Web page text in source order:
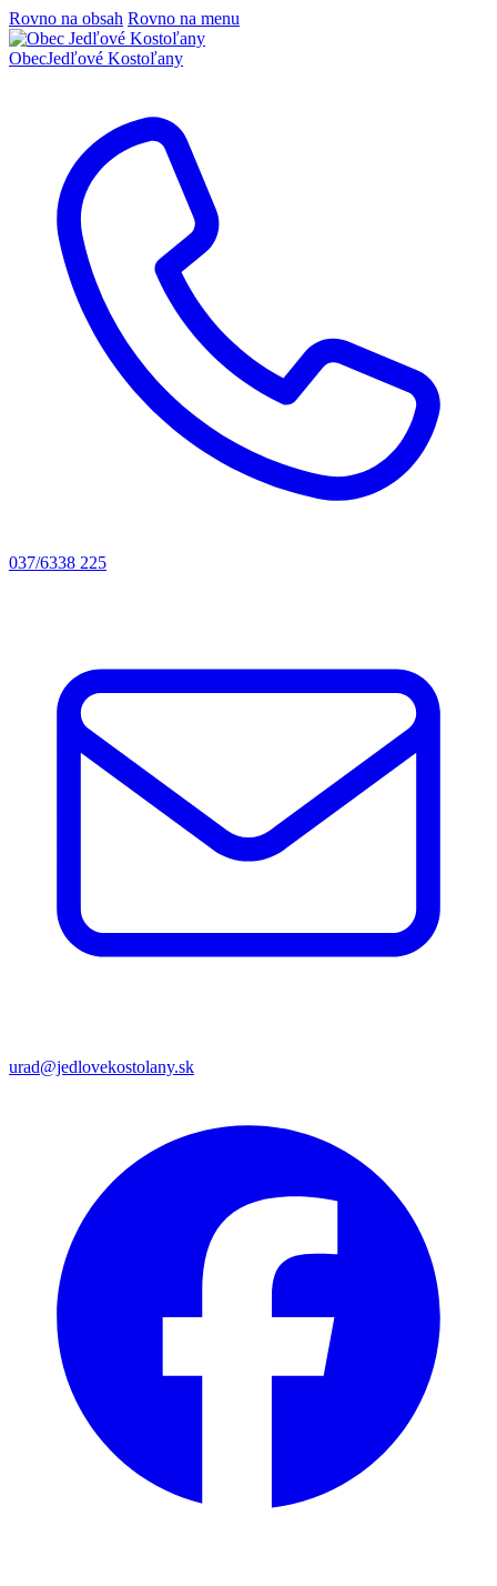
Rovno na obsah Rovno na menu
ObecJedľové Kostoľany
037/6338 225
urad@jedlovekostolany.sk